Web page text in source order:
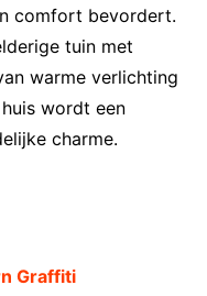
comfort bevordert.
tuin met
warme verlichting
wordt een
charme.
Graffiti